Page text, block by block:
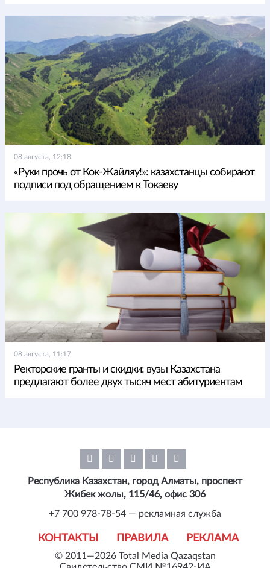
08 августа, 12:18
«Руки прочь от Кок-Жайляу!»: казахстанцы собирают
подписи под обращением к Токаеву
08 августа, 11:17
Ректорские гранты и скидки: вузы Казахстана
предлагают более двух тысяч мест абитуриентам
© 2011—2026 Total Media Qazaqstan
КОНТАКТЫ ПРАВИЛА РЕКЛАМА
Республика Казахстан, город Алматы, проспект
Жибек жолы, 115/46, офис 306
+7 700 978-78-54 — рекламная служба